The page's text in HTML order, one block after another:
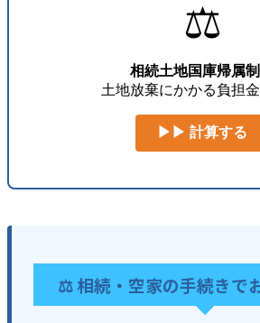
⚖️
相続土地国庫帰属
土地放棄にかかる負担
▶▶ 計算する
⚖️ 相続・空家の手続きで